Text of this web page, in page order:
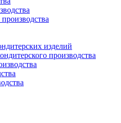
изделий
производства